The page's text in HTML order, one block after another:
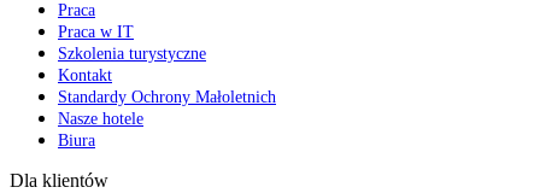
Praca
Praca w IT
Szkolenia turystyczne
Kontakt
Standardy Ochrony Małoletnich
Nasze hotele
Biura
Dla klientów